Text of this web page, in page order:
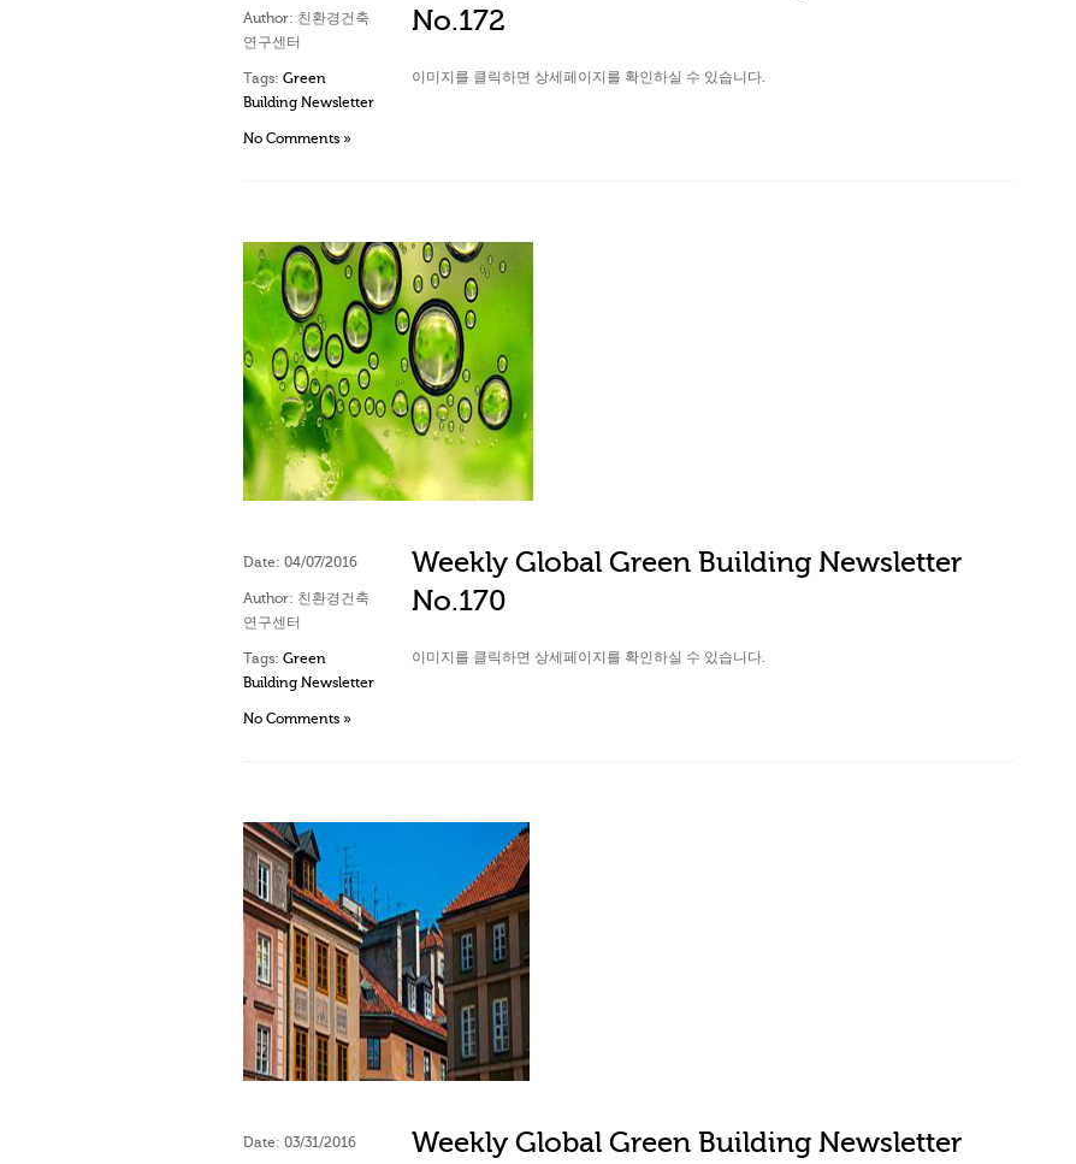
Author: 친환경건축
연구센터
Tags: Green
Building Newsletter
No Comments »
No.172
이미지를 클릭하면 상세페이지를 확인하실 수 있습니다.
Date: 04/07/2016
Author: 친환경건축
연구센터
Tags: Green
Building Newsletter
No Comments »
Weekly Global Green Building Newsletter
No.170
이미지를 클릭하면 상세페이지를 확인하실 수 있습니다.
Date: 03/31/2016
Weekly Global Green Building Newsletter